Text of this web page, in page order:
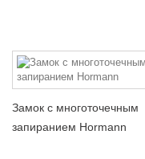
Замок с многоточечным
запиранием Hormann